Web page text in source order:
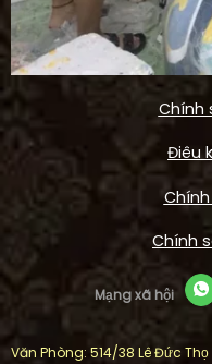
Chính
Điêu
Chính
Mạng xã hội
Văn Phòng: 514/38 Lê Đức Thọ